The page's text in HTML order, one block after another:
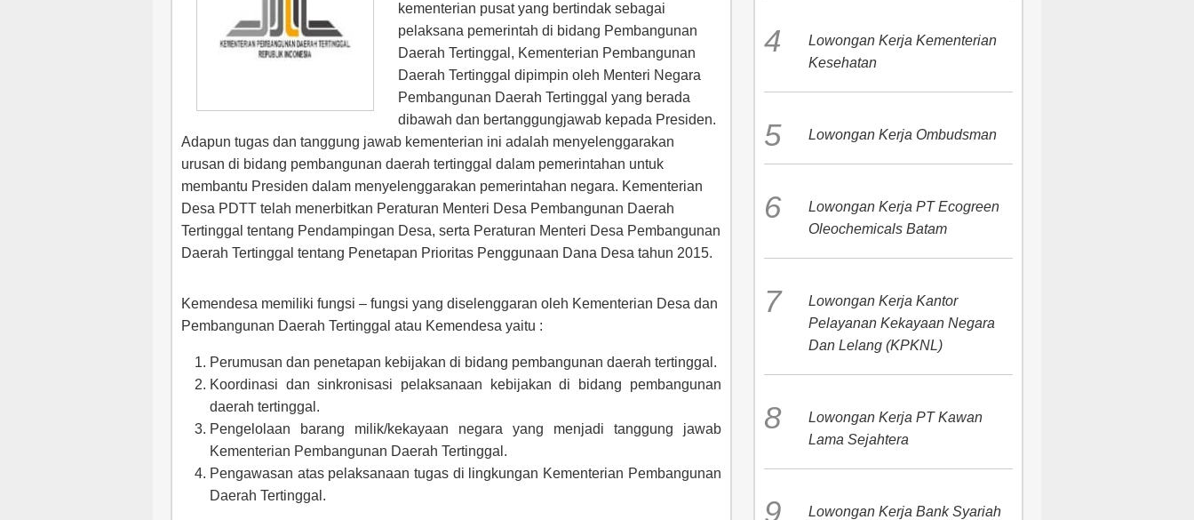
kementerian pusat yang bertindak sebagai
pelaksana pemerintah di bidang Pembangunan
Daerah Tertinggal, Kementerian Pembangunan
Daerah Tertinggal dipimpin oleh Menteri Negara
Pembangunan Daerah Tertinggal yang berada
dibawah dan bertanggungjawab kepada Presiden.
Adapun tugas dan tanggung jawab kementerian ini adalah menyelenggarakan
urusan di bidang pembangunan daerah tertinggal dalam pemerintahan untuk
membantu Presiden dalam menyelenggarakan pemerintahan negara. Kementerian
Desa PDTT telah menerbitkan Peraturan Menteri Desa Pembangunan Daerah
Tertinggal tentang Pendampingan Desa, serta Peraturan Menteri Desa Pembangunan
Daerah Tertinggal tentang Penetapan Prioritas Penggunaan Dana Desa tahun 2015.
Kemendesa memiliki fungsi – fungsi yang diselenggaran oleh Kementerian Desa dan
Pembangunan Daerah Tertinggal atau Kemendesa yaitu :
Perumusan dan penetapan kebijakan di bidang pembangunan daerah tertinggal.
Koordinasi dan sinkronisasi pelaksanaan kebijakan di bidang pembangunan
daerah tertinggal.
Pengelolaan barang milik/kekayaan negara yang menjadi tanggung jawab
Kementerian Pembangunan Daerah Tertinggal.
Pengawasan atas pelaksanaan tugas di lingkungan Kementerian Pembangunan
Daerah Tertinggal.
Lowongan Kerja Kementerian
Kesehatan
Lowongan Kerja Ombudsman
Lowongan Kerja PT Ecogreen
Oleochemicals Batam
Lowongan Kerja Kantor
Pelayanan Kekayaan Negara
Dan Lelang (KPKNL)
Lowongan Kerja PT Kawan
Lama Sejahtera
Lowongan Kerja Bank Syariah